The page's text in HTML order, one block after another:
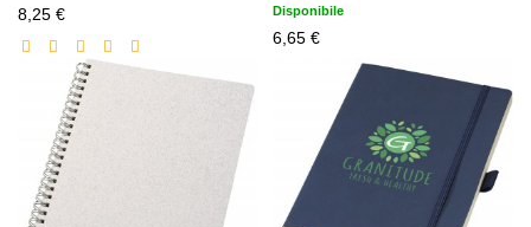
8,25 €Prezzo
scontato
Disponibile
6,65 €Prezzo
scontato